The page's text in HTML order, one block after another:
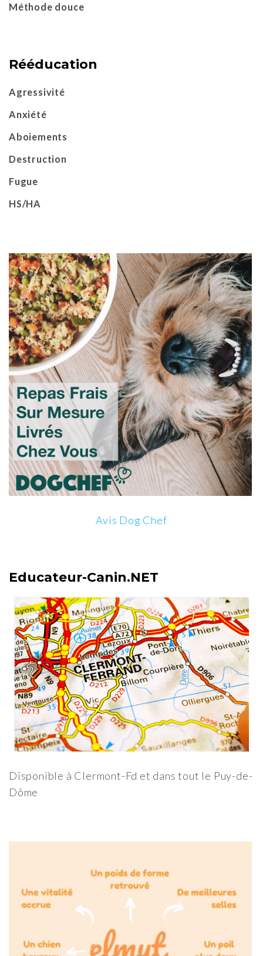
Méthode douce
Rééducation
Agressivité
Anxiété
Aboiements
Destruction
Fugue
HS/HA
Avis Dog Chef
Educateur-Canin.NET
Disponible à Clermont-Fd et dans tout le Puy-de-
Dôme